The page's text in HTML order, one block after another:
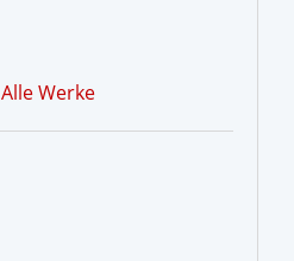
Alle Werke